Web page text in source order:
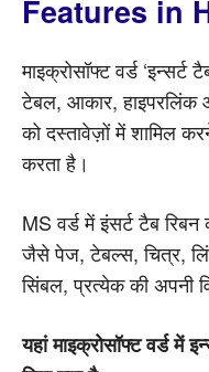
Features in
माइक्रोसॉफ्ट वर्ड
टेबल, आकार, हाइपरलिंक
को दस्तावेज़ों में शामिल
करता है।
MS वर्ड में इंसर्ट टैब
जैसे पेज, टेबल्स, चित्र,
सिंबल, प्रत्येक की अपनी
यहां माइक्रोसॉफ्ट वर्ड में